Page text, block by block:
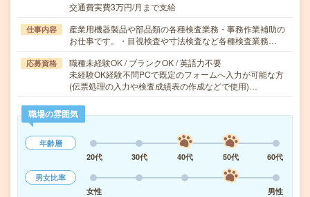
交通費実費3万円/月まで支給
仕事内容
産業用機器製品や部品類の各種検査業務・事務作業補助の
お仕事です。・目視検査や寸法検査など各種検査業務…
応募資格
職種未経験OK / ブランクOK / 英語力不要
未経験OK経験不問PCで既定のフォームへ入力が可能な方
(伝票処理の入力や検査成績表の作成などで使用)…
職場の雰囲気
年齢層
20代
30代 40代 50代
60代
男女比率
女性
男性